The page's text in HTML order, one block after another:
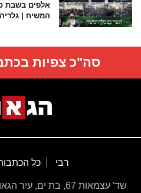
אלפים בשבת
המשיח | גלריה
סה"כ צפיות
רבי כל